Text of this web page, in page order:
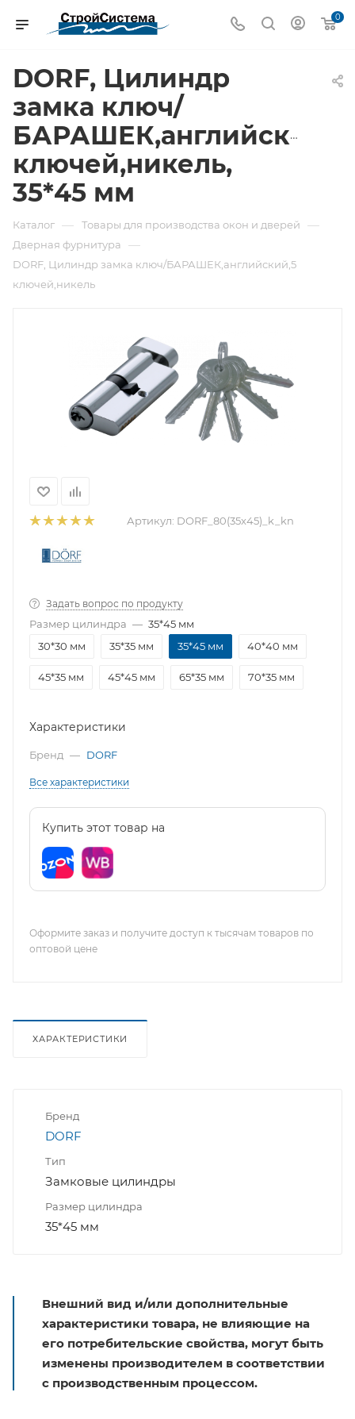
0
DORF, Цилиндр
замка ключ/
БАРАШЕК,английский,5
ключей,никель,
35*45 мм
Каталог — Товары для производства окон и дверей —
Дверная фурнитура —
DORF, Цилиндр замка ключ/БАРАШЕК,английский,5
ключей,никель
Артикул: DORF_80(35x45)_k_kn
Задать вопрос по продукту
Размер цилиндра — 35*45 мм
30*30 мм
35*35 мм 35*45 мм 40*40 мм
45*35 мм 45*45 мм 65*35 мм 70*35 мм
Характеристики
Бренд — DORF
Все характеристики
Купить этот товар на
Оформите заказ и получите доступ к тысячам товаров по
оптовой цене
ХАРАКТЕРИСТИКИ
Бренд
DORF
Тип
Замковые цилиндры
Размер цилиндра
35*45 мм
Внешний вид и/или дополнительные
характеристики товара, не влияющие на
его потребительские свойства, могут быть
изменены производителем в соответствии
с производственным процессом.